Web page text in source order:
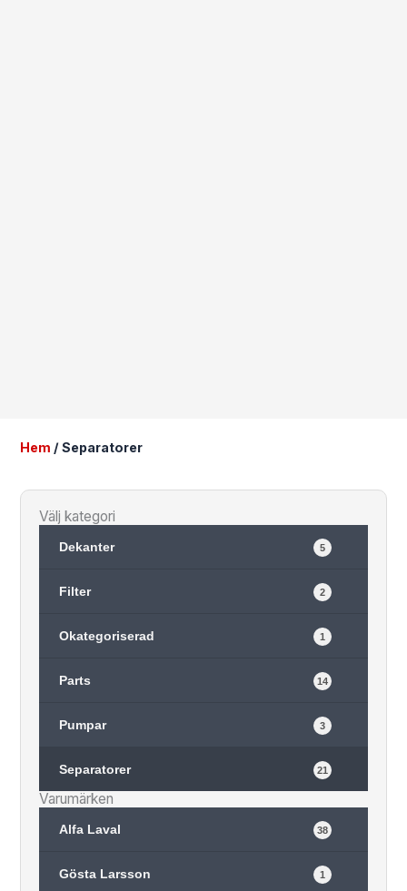
Hem / Separatorer
Välj kategori
Dekanter 5
Filter 2
Okategoriserad 1
Parts 14
Pumpar 3
Separatorer 21
Varumärken
Alfa Laval 38
Gösta Larsson 1